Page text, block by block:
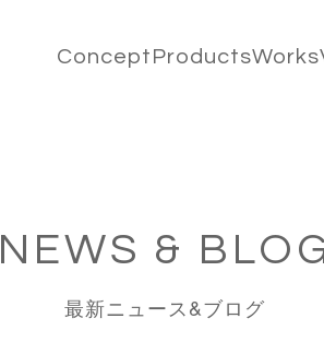
Concept ProductsWorks
NEWS &
最新ニュース&ブログ